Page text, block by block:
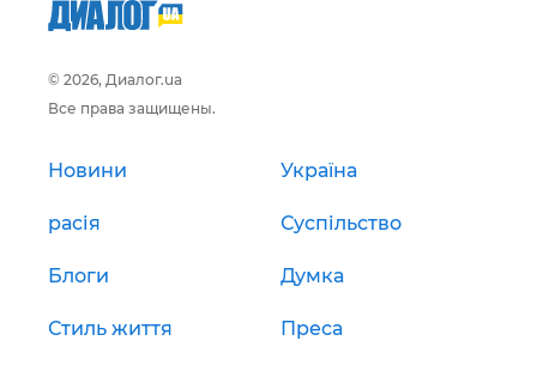
© 2026, Диалог.ua
Все права защищены.
Новини Україна
расія Суспільство
Блоги Думка
Стиль життя Преса